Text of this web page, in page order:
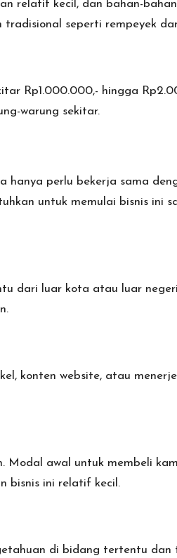
relatif kecil, dan bahan-
seperti rempeyek
Rp1.000.000,- hingga
warung sekitar.
hanya perlu bekerja sama
untuk memulai bisnis ini
dari luar kota atau luar
konten website, atau
awal untuk membeli
bisnis ini relatif kecil.
di bidang tertentu